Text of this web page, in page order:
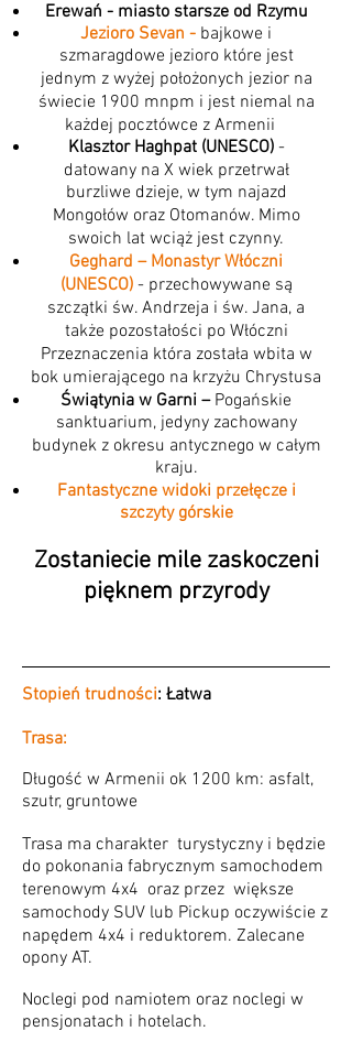
Erewań - miasto starsze od Rzymu
Jezioro Sevan - bajkowe i
szmaragdowe jezioro które jest
jednym z wyżej położonych jezior na
świecie 1900 mnpm i jest niemal na
każdej pocztówce z Armenii
Klasztor Haghpat (UNESCO) -
datowany na X wiek przetrwał
burzliwe dzieje, w tym najazd
Mongołów oraz Otomanów. Mimo
swoich lat wciąż jest czynny.
Geghard – Monastyr Włóczni
(UNESCO) - przechowywane są
szczątki św. Andrzeja i św. Jana, a
także pozostałości po Włóczni
Przeznaczenia która została wbita w
bok umierającego na krzyżu Chrystusa
Świątynia w Garni – Pogańskie
sanktuarium, jedyny zachowany
budynek z okresu antycznego w całym
kraju.
Fantastyczne widoki przełęcze i
szczyty górskie
Zostaniecie mile zaskoczeni
pięknem przyrody
Stopień trudności: Łatwa
Trasa:
Długość w Armenii ok 1200 km: asfalt,
szutr, gruntowe
Trasa ma charakter turystyczny i będzie
do pokonania fabrycznym samochodem
terenowym 4x4 oraz przez większe
samochody SUV lub Pickup oczywiście z
napędem 4x4 i reduktorem. Zalecane
opony AT.
Noclegi pod namiotem oraz noclegi w
pensjonatach i hotelach.